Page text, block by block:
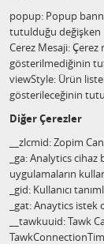
popup: Popup
tutulduğu değişken
Cerez Mesaji:
gösterilmediğinin
viewStyle: Ürün
gösterileceğinin
Diğer Çerezler
__zlcmid: Zopim
_ga: Analytics
uygulamaların
_gid: Kullanıcı
_gat: Anaytics
__tawkuuid: Tawk